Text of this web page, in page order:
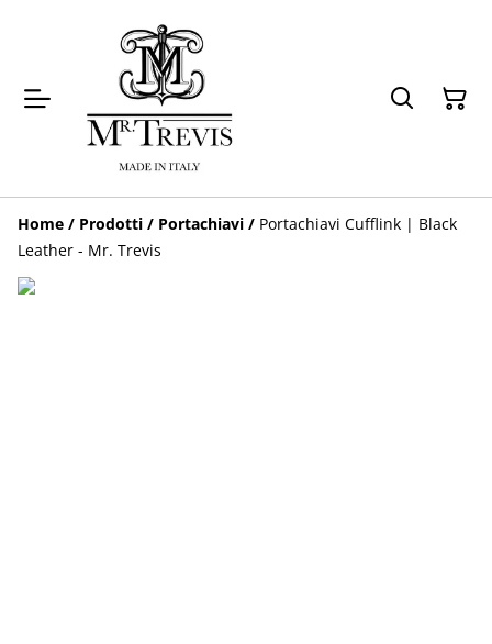
Home / Prodotti / Portachiavi / Portachiavi Cufflink | Black
Leather - Mr. Trevis